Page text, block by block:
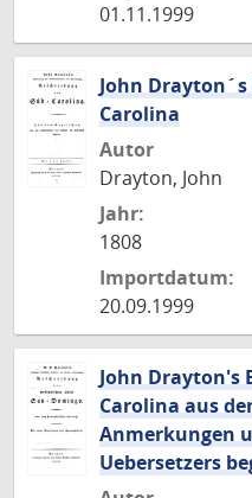
01.11.1999
John
Carolina
Autor
Drayton, John
Jahr:
1808
Importdatum:
20.09.1999
John Drayton's
Carolina aus
Anmerkungen
Uebersetzers